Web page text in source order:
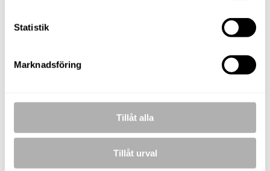
Statistik
Marknadsföring
Tillåt alla
Tillåt urval
BILDER
Laddar bilder...